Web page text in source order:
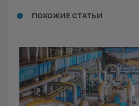
ПОХОЖИЕ СТАТЬИ